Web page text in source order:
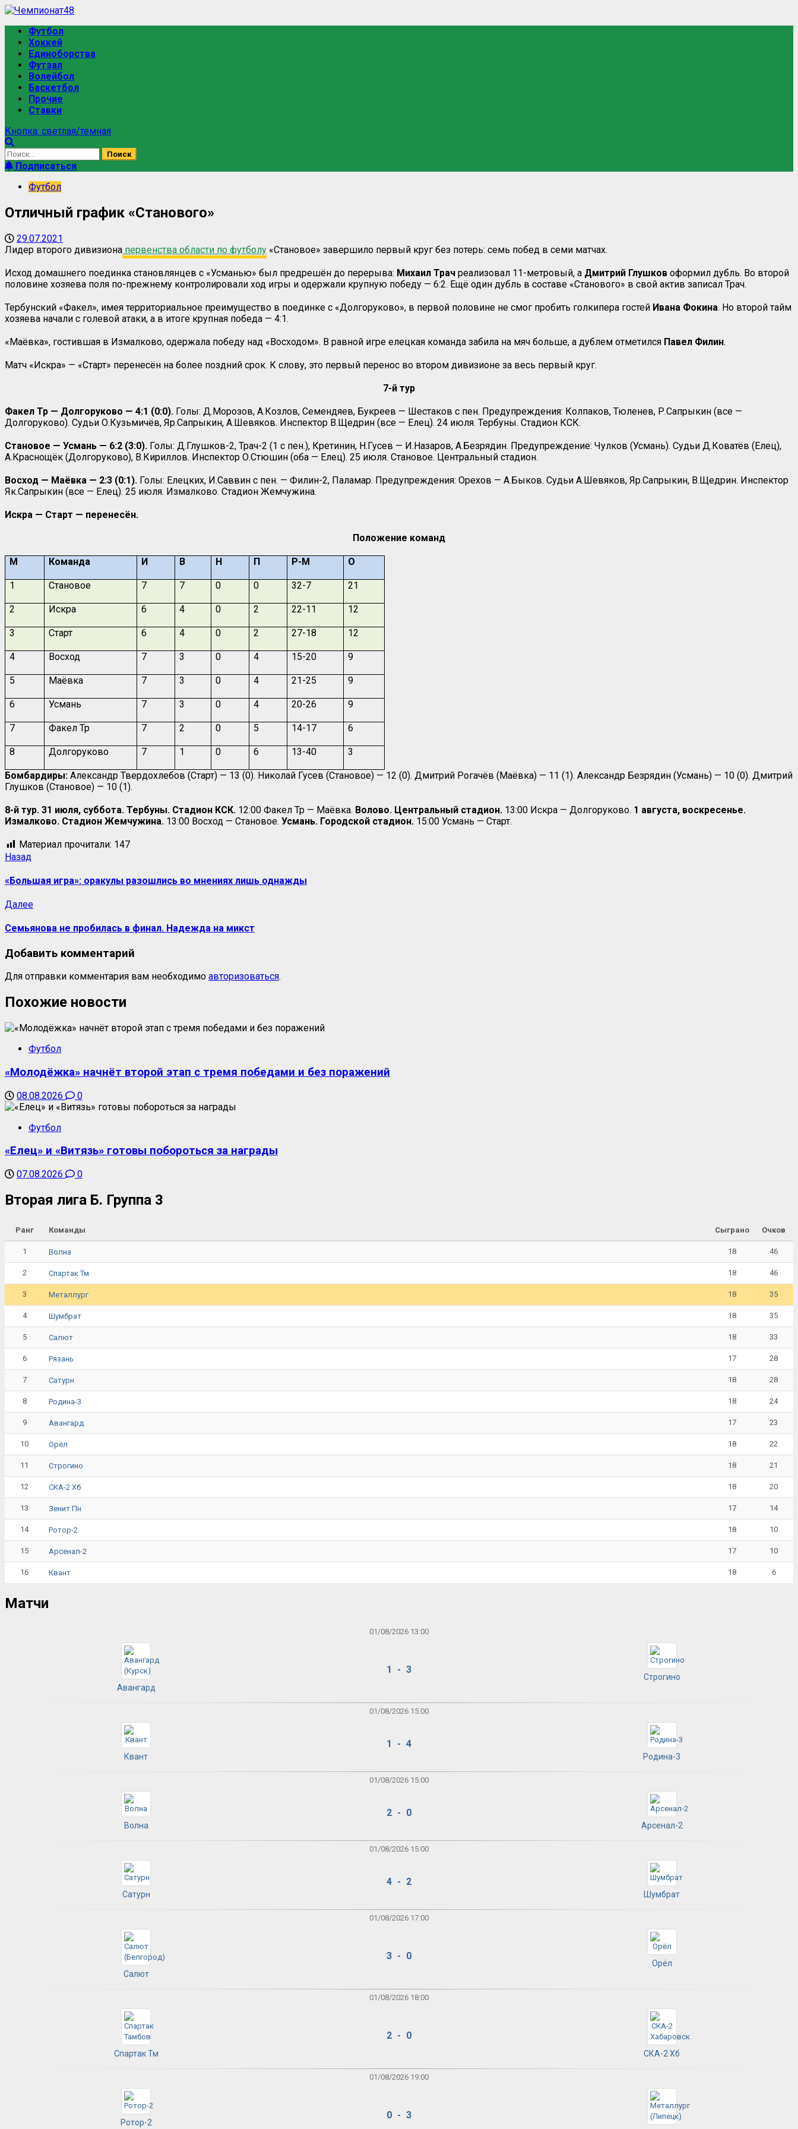
Футбол
Хоккей
Единоборства
Футзал
Волейбол
Баскетбол
Прочие
Ставки
Кнопка: светлая/темная
Подписаться
Футбол
Отличный график «Станового»
29.07.2021
Лидер второго дивизиона первенства области по футболу «Становое» завершило первый круг без потерь: семь побед в семи матчах.
Исход домашнего поединка становлянцев с «Усманью» был предрешён до перерыва: Михаил Трач реализовал 11-метровый, а Дмитрий Глушков оформил дубль. Во второй
половине хозяева поля по-прежнему контролировали ход игры и одержали крупную победу — 6:2. Ещё один дубль в составе «Станового» в свой актив записал Трач.
Тербунский «Факел», имея территориальное преимущество в поединке с «Долгоруково», в первой половине не смог пробить голкипера гостей Ивана Фокина. Но второй тайм
хозяева начали с голевой атаки, а в итоге крупная победа — 4:1.
«Маёвка», гостившая в Измалково, одержала победу над «Восходом». В равной игре елецкая команда забила на мяч больше, а дублем отметился Павел Филин.
Матч «Искра» — «Старт» перенесён на более поздний срок. К слову, это первый перенос во втором дивизионе за весь первый круг.
7-й тур
Факел Тр — Долгоруково — 4:1 (0:0). Голы: Д.Морозов, А.Козлов, Семендяев, Букреев — Шестаков с пен. Предупреждения: Колпаков, Тюленев, Р.Сапрыкин (все —
Долгоруково). Судьи О.Кузьмичёв, Яр.Сапрыкин, А.Шевяков. Инспектор В.Щедрин (все — Елец). 24 июля. Тербуны. Стадион КСК.
Становое — Усмань — 6:2 (3:0). Голы: Д.Глушков-2, Трач-2 (1 с пен.), Кретинин, Н.Гусев — И.Назаров, А.Безрядин. Предупреждение: Чулков (Усмань). Судьи Д.Коватёв (Елец),
А.Краснощёк (Долгоруково), В.Кириллов. Инспектор О.Стюшин (оба — Елец). 25 июля. Становое. Центральный стадион.
Восход — Маёвка — 2:3 (0:1). Голы: Елецких, И.Саввин с пен. — Филин-2, Паламар. Предупреждения: Орехов — А.Быков. Судьи А.Шевяков, Яр.Сапрыкин, В.Щедрин. Инспектор
Як.Сапрыкин (все — Елец). 25 июля. Измалково. Стадион Жемчужина.
Искра — Старт — перенесён.
Положение команд
М Команда И В Н П Р-М О
1 Становое 7 7 0 0 32-7 21
2 Искра 6 4 0 2 22-11 12
3 Старт 6 4 0 2 27-18 12
4 Восход 7 3 0 4 15-20 9
5 Маёвка 7 3 0 4 21-25 9
6 Усмань 7 3 0 4 20-26 9
7 Факел Тр 7 2 0 5 14-17 6
8 Долгоруково 7 1 0 6 13-40 3
Бомбардиры: Александр Твердохлебов (Старт) — 13 (0). Николай Гусев (Становое) — 12 (0). Дмитрий Рогачёв (Маёвка) — 11 (1). Александр Безрядин (Усмань) — 10 (0). Дмитрий
Глушков (Становое) — 10 (1).
8-й тур. 31 июля, суббота. Тербуны. Стадион КСК. 12:00 Факел Тр — Маёвка. Волово. Центральный стадион. 13:00 Искра — Долгоруково. 1 августа, воскресенье.
Измалково. Стадион Жемчужина. 13:00 Восход — Становое. Усмань. Городской стадион. 15:00 Усмань — Старт.
Материал прочитали: 147
Назад
«Большая игра»: оракулы разошлись во мнениях лишь однажды
Далее
Семьянова не пробилась в финал. Надежда на микст
Добавить комментарий
Для отправки комментария вам необходимо авторизоваться.
Похожие новости
Футбол
«Молодёжка» начнёт второй этап с тремя победами и без поражений
08.08.2026 0
Футбол
«Елец» и «Витязь» готовы побороться за награды
07.08.2026 0
Вторая лига Б. Группа 3
Ранг Команды Сыграно Очков
1 Волна 18 46
2 Спартак Тм 18 46
3 Металлург 18 35
4 Шумбрат 18 35
5 Салют 18 33
6 Рязань 17 28
7 Сатурн 18 28
8 Родина-3 18 24
9 Авангард 17 23
10 Орёл 18 22
11 Строгино 18 21
12 СКА-2 Хб 18 20
13 Зенит Пн 17 14
14 Ротор-2 18 10
15 Арсенал-2 17 10
16 Квант 18 6
Матчи
01/08/2026 13:00
Авангард
1 - 3
Строгино
01/08/2026 15:00
Квант
1 - 4
Родина-3
01/08/2026 15:00
Волна
2 - 0
Арсенал-2
01/08/2026 15:00
Сатурн
4 - 2
Шумбрат
01/08/2026 17:00
Салют
3 - 0
Орёл
01/08/2026 18:00
Спартак Тм
2 - 0
СКА-2 Хб
01/08/2026 19:00
Ротор-2
0 - 3